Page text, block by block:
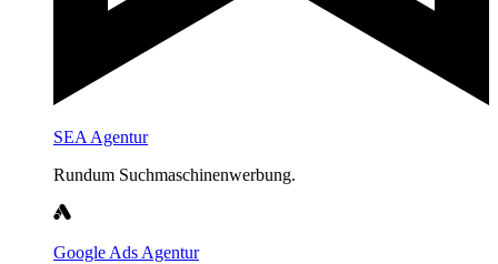
SEA Agentur
Rundum Suchmaschinenwerbung.
Google Ads Agentur